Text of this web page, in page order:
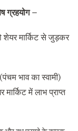
ग्रहयोग –
शेयर मार्किट से जुड़कर
भाव का स्वामी)
में लाभ प्राप्त